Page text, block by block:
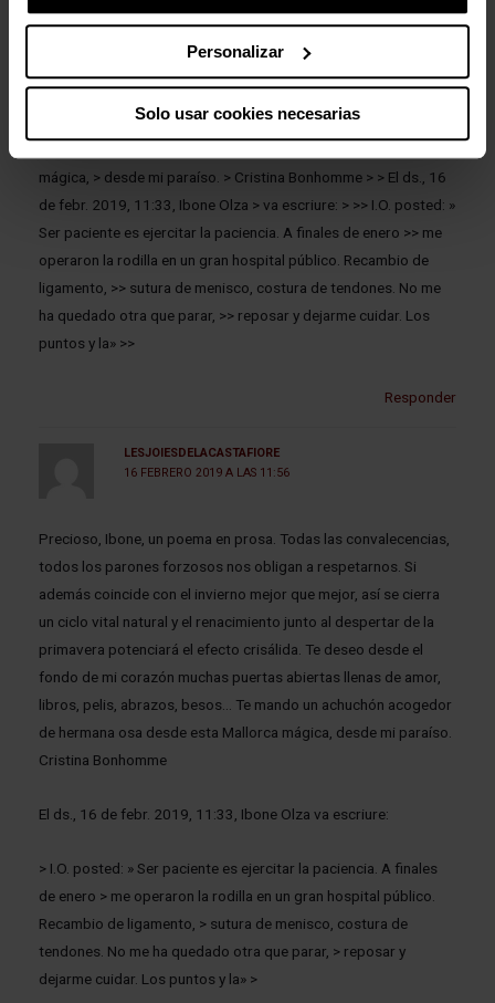
Personalizar
Solo usar cookies necesarias
respetarnos. Si además coincide con el invierno mejor que
deseo desde el fondo de mi > corazón muchas puertas abiertas
llenas de amor, libros, pelis, abrazos, > besos… > Te mando un
mágica, > desde mi paraíso. > Cristina Bonhomme > > El ds., 16
de febr. 2019, 11:33, Ibone Olza > va escriure: > >> I.O. posted: »
Ser paciente es ejercitar la paciencia. A finales de enero >> me
operaron la rodilla en un gran hospital público. Recambio de
ligamento, >> sutura de menisco, costura de tendones. No me
ha quedado otra que parar, >> reposar y dejarme cuidar. Los
puntos y la» >>
Responder
LESJOIESDELACASTAFIORE
16 FEBRERO 2019 A LAS 11:56
Precioso, Ibone, un poema en prosa. Todas las convalecencias,
todos los parones forzosos nos obligan a respetarnos. Si
además coincide con el invierno mejor que mejor, así se cierra
un ciclo vital natural y el renacimiento junto al despertar de la
primavera potenciará el efecto crisálida. Te deseo desde el
fondo de mi corazón muchas puertas abiertas llenas de amor,
libros, pelis, abrazos, besos… Te mando un achuchón acogedor
de hermana osa desde esta Mallorca mágica, desde mi paraíso.
Cristina Bonhomme
El ds., 16 de febr. 2019, 11:33, Ibone Olza va escriure:
> I.O. posted: » Ser paciente es ejercitar la paciencia. A finales
de enero > me operaron la rodilla en un gran hospital público.
Recambio de ligamento, > sutura de menisco, costura de
tendones. No me ha quedado otra que parar, > reposar y
dejarme cuidar. Los puntos y la» >